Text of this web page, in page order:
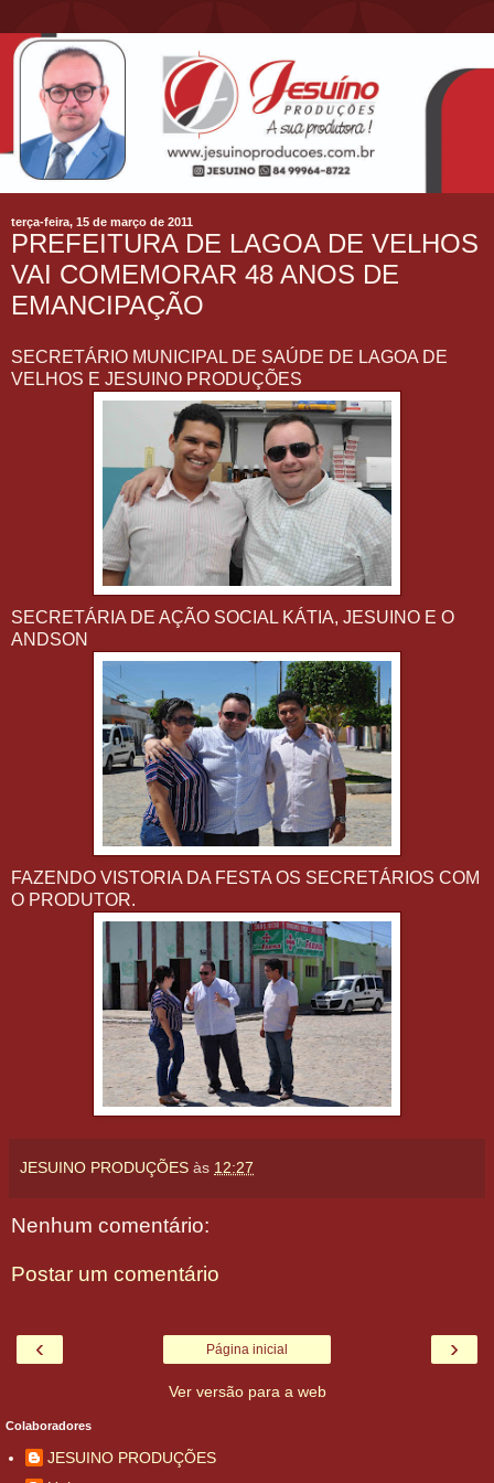
terça-feira, 15 de março de 2011
PREFEITURA DE LAGOA DE VELHOS
VAI COMEMORAR 48 ANOS DE
EMANCIPAÇÃO
SECRETÁRIO MUNICIPAL DE SAÚDE DE LAGOA DE
VELHOS E JESUINO PRODUÇÕES
SECRETÁRIA DE AÇÃO SOCIAL KÁTIA, JESUINO E O
ANDSON
FAZENDO VISTORIA DA FESTA OS SECRETÁRIOS COM
O PRODUTOR.
JESUINO PRODUÇÕES às 12:27
Nenhum comentário:
Postar um comentário
‹ ›
Página inicial
Ver versão para a web
Colaboradores
JESUINO PRODUÇÕES